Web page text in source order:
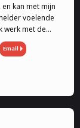
kan met mijn
voelende
werk met de
en
en liefde.
Email